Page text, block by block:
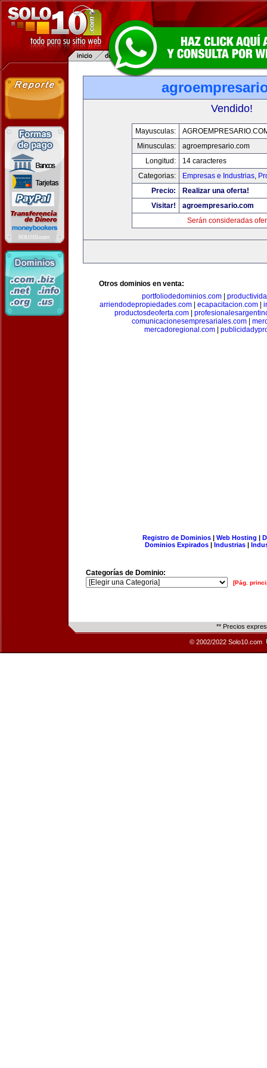
Vendido!
Mayusculas:
Minusculas:
agroempresario.com
Longitud:
14 caracteres
Categorias:
Empresas e Industrias,
Precio:
Realizar una oferta!
Visitar!
agroempresario.com
Serán consideradas
Otros dominios en venta:
portfoliodedominios.com
arriendodepropiedades.com| ecapacitacion.com|
productosdeoferta.com|
comunicacionesempresariales.com
mercadoregional.com
Registro de Dominios| Web Hosting |
Dominios Expirados | Industrias |
Categorías de Dominio:
[Pág.
** Precios
© 2002/2022 Solo10.com